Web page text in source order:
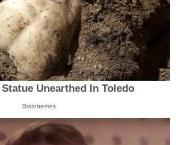
Unearthed In Toledo
Brainberries